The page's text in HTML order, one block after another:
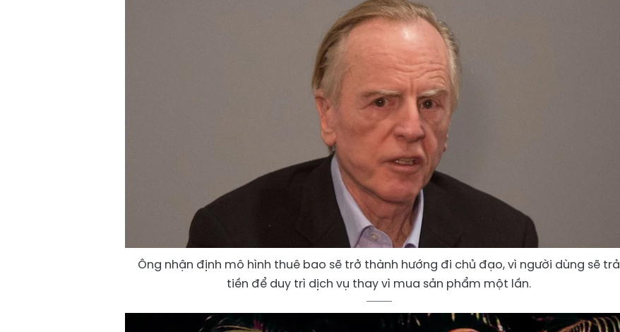
Ông nhận định mô hình thuê bao sẽ trở thành hướng đi chủ đạo, vì người dùng sẽ trả
tiền để duy trì dịch vụ thay vì mua sản phẩm một lần.